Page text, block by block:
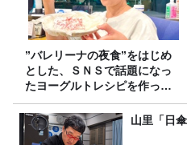
”バレリーナの夜食”をはじめ
とした、ＳＮＳで話題になっ
たヨーグルトレシピを作って
みた！
山里「日